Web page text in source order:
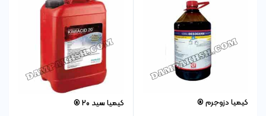
کیمیا دزوجرم ® کیمیا سید 20 ®